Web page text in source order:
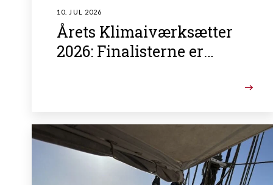
10. JUL 2026
Årets Klimaiværksætter
2026: Finalisterne er